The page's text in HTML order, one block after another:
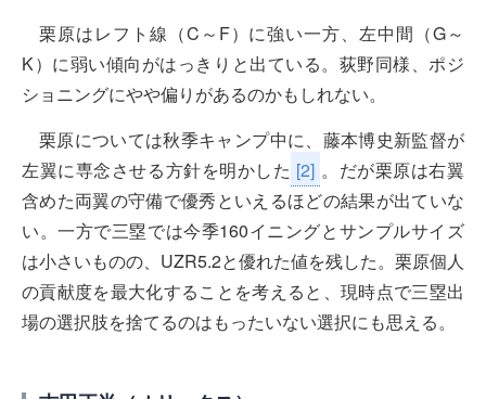
栗原はレフト線（C～F）に強い一方、左中間（G～
K）に弱い傾向がはっきりと出ている。荻野同様、ポジ
ショニングにやや偏りがあるのかもしれない。
栗原については秋季キャンプ中に、藤本博史新監督が
左翼に専念させる方針を明かした [2] 。だが栗原は右翼
含めた両翼の守備で優秀といえるほどの結果が出ていな
い。一方で三塁では今季160イニングとサンプルサイズ
は小さいものの、UZR5.2と優れた値を残した。栗原個人
の貢献度を最大化することを考えると、現時点で三塁出
場の選択肢を捨てるのはもったいない選択にも思える。